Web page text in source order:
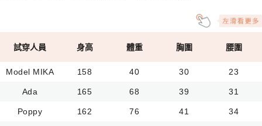
試穿人員 身高 體重 胸圍 腰圍
Model MIKA 158 40 30 23
Ada 165 68 39 31
Poppy 162 76 41 34